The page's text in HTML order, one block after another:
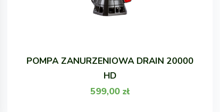
POMPA ZANURZENIOWA DRAIN 20000
HD
599,00 zł